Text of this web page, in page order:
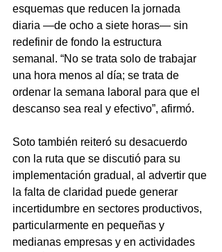
esquemas que reducen la jornada
diaria —de ocho a siete horas— sin
redefinir de fondo la estructura
semanal. “No se trata solo de trabajar
una hora menos al día; se trata de
ordenar la semana laboral para que el
descanso sea real y efectivo”, afirmó.
Soto también reiteró su desacuerdo
con la ruta que se discutió para su
implementación gradual, al advertir que
la falta de claridad puede generar
incertidumbre en sectores productivos,
particularmente en pequeñas y
medianas empresas y en actividades